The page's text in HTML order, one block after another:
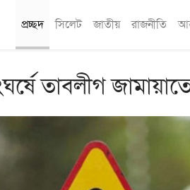
প্রচ্ছদ সিলেট জাতীয় রাজনীতি
তাবলীগ